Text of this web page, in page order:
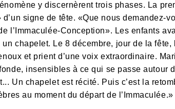
y discernèrent trois phases. La
signe de tête. «Que nous demandez-
l’Immaculée-Conception». Les enfants
chapelet. Le 8 décembre, jour de la fête,
et prient d’une voix extraordinaire.
insensibles à ce qui se passe autour
Un chapelet est récité. Puis c’est la
au moment du départ de l’Immaculée.»